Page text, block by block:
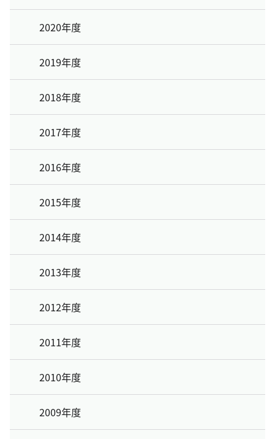
2020年度
2019年度
2018年度
2017年度
2016年度
2015年度
2014年度
2013年度
2012年度
2011年度
2010年度
2009年度